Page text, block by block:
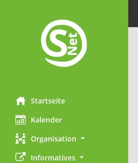
Startseite
Kalender
Organisation
Informatives